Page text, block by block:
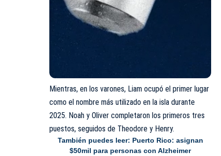
Mientras, en los varones, Liam ocupó el primer lugar
como el nombre más utilizado en la isla durante
2025. Noah y Oliver completaron los primeros tres
puestos, seguidos de Theodore y Henry.
También puedes leer: Puerto Rico: asignan
$50mil para personas con Alzheimer